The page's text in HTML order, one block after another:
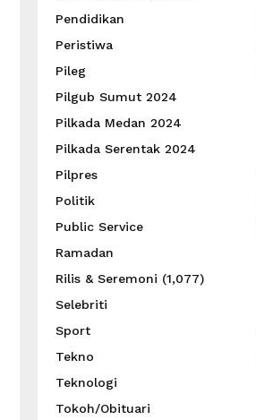
Pendidikan
Peristiwa
Pileg
Pilgub Sumut 2024
Pilkada Medan 2024
Pilkada Serentak 2024
Pilpres
Politik
Public Service
Ramadan
Rilis & Seremoni (1,077)
Selebriti
Sport
Tekno
Teknologi
Tokoh/Obituari